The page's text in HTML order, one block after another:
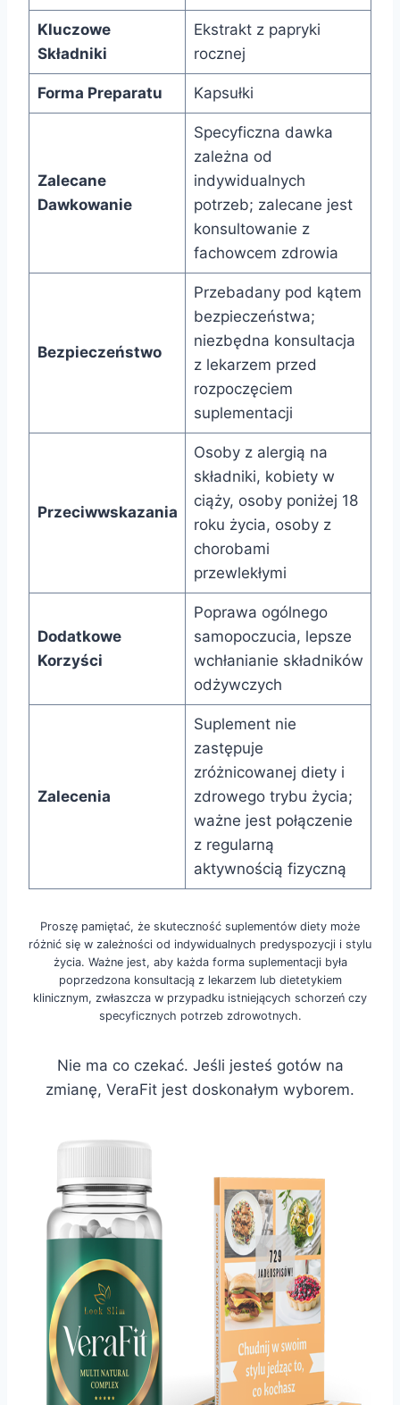
Kluczowe
Składniki
Ekstrakt z papryki
rocznej
Forma Preparatu Kapsułki
Zalecane
Dawkowanie
Specyficzna dawka
zależna od
indywidualnych
potrzeb; zalecane jest
konsultowanie z
fachowcem zdrowia
Bezpieczeństwo
Przebadany pod kątem
bezpieczeństwa;
niezbędna konsultacja
z lekarzem przed
rozpoczęciem
suplementacji
Przeciwwskazania
Osoby z alergią na
składniki, kobiety w
ciąży, osoby poniżej 18
roku życia, osoby z
chorobami
przewlekłymi
Dodatkowe
Korzyści
Poprawa ogólnego
samopoczucia, lepsze
wchłanianie składników
odżywczych
Zalecenia
Suplement nie
zastępuje
zróżnicowanej diety i
zdrowego trybu życia;
ważne jest połączenie
z regularną
aktywnością fizyczną
Proszę pamiętać, że skuteczność suplementów diety może
różnić się w zależności od indywidualnych predyspozycji i stylu
życia. Ważne jest, aby każda forma suplementacji była
poprzedzona konsultacją z lekarzem lub dietetykiem
klinicznym, zwłaszcza w przypadku istniejących schorzeń czy
specyficznych potrzeb zdrowotnych.
Nie ma co czekać. Jeśli jesteś gotów na
zmianę, VeraFit jest doskonałym wyborem.